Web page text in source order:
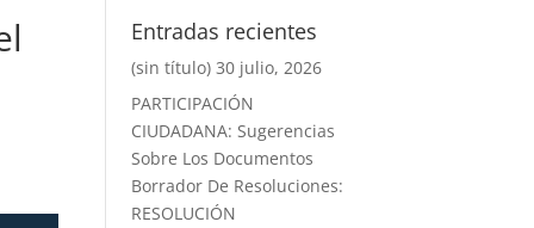
Entradas recientes
(sin título) 30 julio, 2026
PARTICIPACIÓN
CIUDADANA: Sugerencias
Sobre Los Documentos
Borrador De Resoluciones:
RESOLUCIÓN